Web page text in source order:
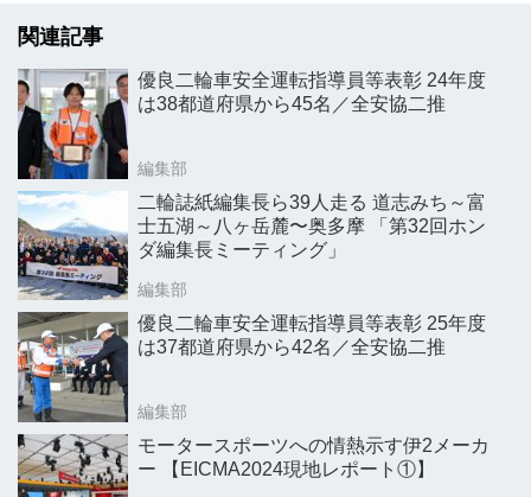
関連記事
優良二輪車安全運転指導員等表彰 24年度
は38都道府県から45名／全安協二推
編集部
二輪誌紙編集長ら39人走る 道志みち～富
士五湖～八ヶ岳麓〜奥多摩 「第32回ホン
ダ編集長ミーティング」
編集部
優良二輪車安全運転指導員等表彰 25年度
は37都道府県から42名／全安協二推
編集部
モータースポーツへの情熱示す伊2メーカ
ー 【EICMA2024現地レポート①】